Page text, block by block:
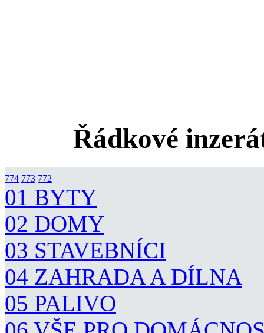
Řádkové
774 773 772
01 BYTY
02 DOMY
03 STAVEBNÍCI
04 ZAHRADA A DÍLNA
05 PALIVO